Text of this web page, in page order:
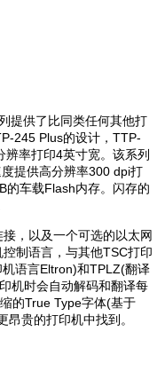
提供了比同类任何其他打
245 Plus的设计，TTP-
率打印4英寸宽。该系列
提供高分辨率300 dpi打
的车载Flash内存。闪存的
，以及一个可选的以太网
制语言，与其他TSC打印
语言Eltron)和TPLZ(翻译
机时会自动解码和翻译每
的True Type字体(基于
贵的打印机中找到。